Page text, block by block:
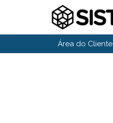
Área do Cliente